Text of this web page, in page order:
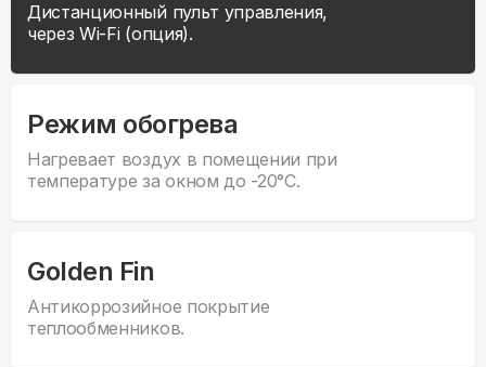
Дистанционный пульт управления,
через Wi-Fi (опция).
Режим обогрева
Нагревает воздух в помещении при
температуре за окном до -20°С.
Golden Fin
Антикоррозийное покрытие
теплообменников.